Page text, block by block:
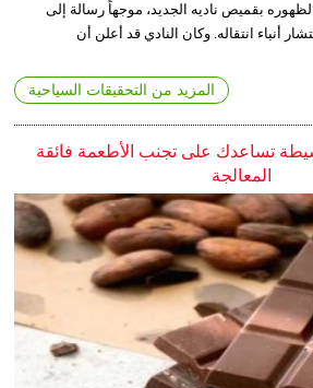
بقميص ناديه الجديد، موجهاً رسالة إلى
أنباء انتقاله. وكان النادي قد أعلن أن
المزيد من التحقيقات السياحية
تساعدك على تجنب الأطعمة فائقة
المعالجة